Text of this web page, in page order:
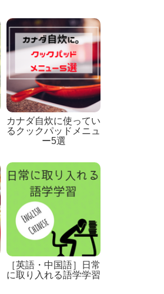
カナダ自炊に使ってい
るクックパッドメニュ
ー5選
［英語・中国語］日常
に取り入れる語学学習